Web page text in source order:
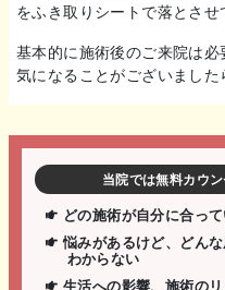
をふき取りシートで落とさせ
基本的に施術後のご来院は必
気になることがございました
当院では無料カウ
どの施術が自分に合っ
悩みがあるけど、どん
わからない
生活への影響、施術の